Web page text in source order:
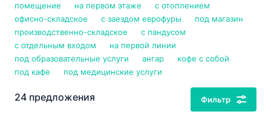
помещение на первом этаже
с отоплением
офисно-складское
с заездом еврофуры
под магазин
производственно-складское
с пандусом
с отдельным входом
на первой линии
под образовательные услуги
ангар
кофе с собой
под кафе
под медицинские услуги
24 предложения Фильтр